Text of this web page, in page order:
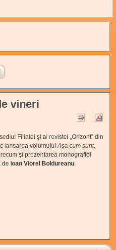
vineri
Filialei şi al revistei „Orizont” din
lansarea volumuluiAşa cum sunt,
şi prezentarea monografiei
de Ioan Viorel Boldureanu.